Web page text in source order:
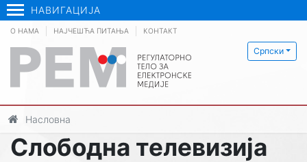
НАВИГАЦИЈА
Српски
О НАМА НАЈЧЕШЋА ПИТАЊА КОНТАКТ
Насловна
Слободна телевизија